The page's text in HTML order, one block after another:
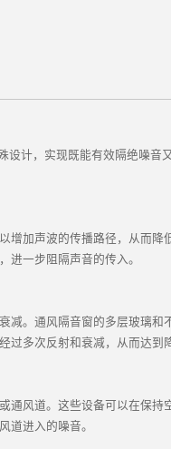
设计，实现既能有效隔绝噪
加声波的传播路径，从而降
一步阻隔声音的传入。
。通风隔音窗的多层玻璃和
多次反射和衰减，从而达到
风道。这些设备可以在保持
道进入的噪音。